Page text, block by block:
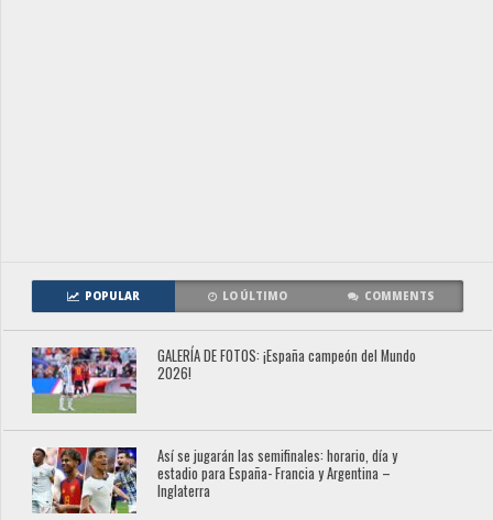
POPULAR LO ÚLTIMO COMMENTS
GALERÍA DE FOTOS: ¡España campeón del Mundo
2026!
Así se jugarán las semifinales: horario, día y
estadio para España- Francia y Argentina –
Inglaterra